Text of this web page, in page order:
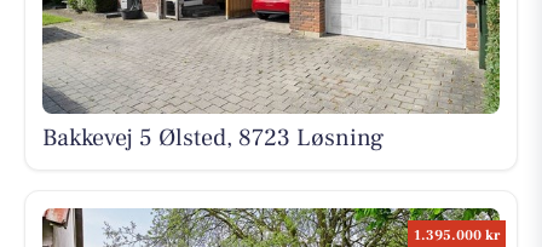
Bakkevej 5 Ølsted, 8723 Løsning
1.395.000 kr